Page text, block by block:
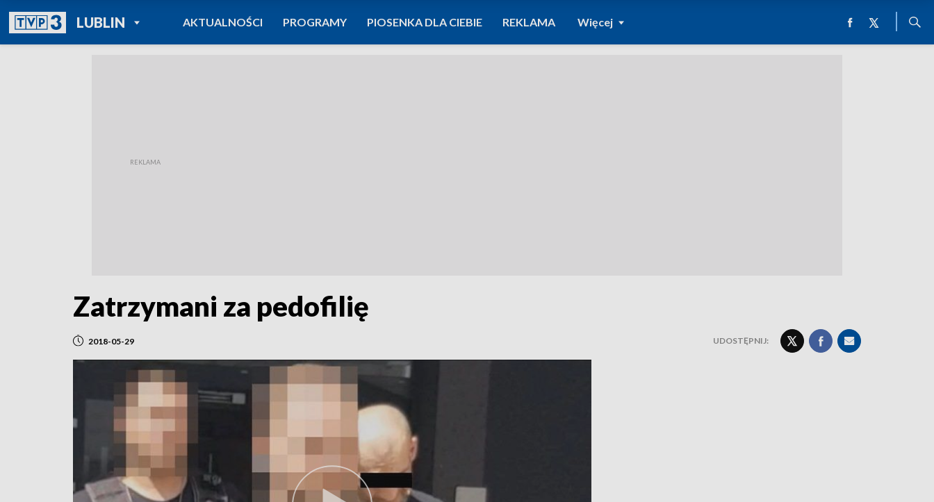
LUBLINPOWRÓT DO
TVP REGIONY
AKTUALNOŚCI PROGRAMY PIOSENKA DLA CIEBIE REKLAMA Więcej
Zatrzymani za pedofilię
2018-05-29 UDOSTĘPNIJ: